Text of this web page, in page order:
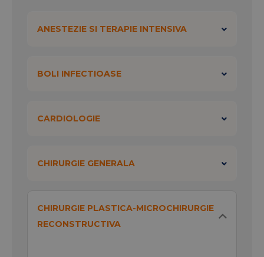
Tratamentul "ciocurilor la calcaie" cu
ANESTEZIE SI TERAPIE INTENSIVA
BOLI INFECTIOASE
CARDIOLOGIE
CHIRURGIE GENERALA
CHIRURGIE PLASTICA-MICROCHIRURGIE
RECONSTRUCTIVA